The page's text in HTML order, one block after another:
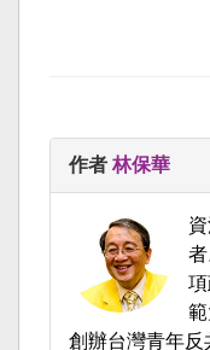
作者 林保華
創辦台灣青年